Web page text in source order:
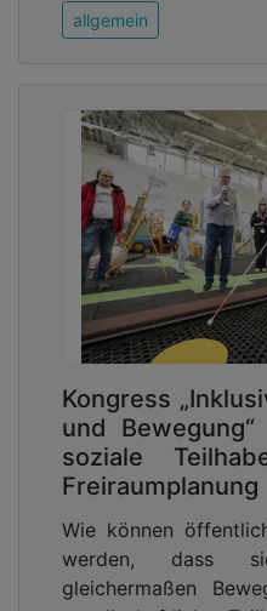
allgemein
Kongress
und
soziale
Freiraumplanung
Wie können
werden, dass
gleichermaßen